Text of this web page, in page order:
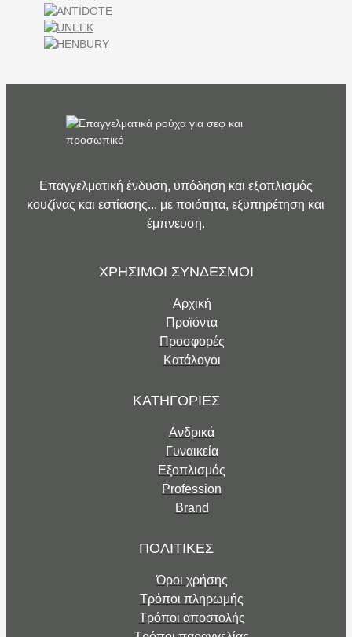
Επαγγελματική ένδυση, υπόδηση και εξοπλισμός
κουζίνας και εστίασης... με ποιότητα, εξυπηρέτηση και
έμπνευση.
ΧΡΗΣΙΜΟΙ ΣΥΝΔΕΣΜΟΙ
Αρχική
Προϊόντα
Προσφορές
Κατάλογοι
ΚΑΤΗΓΟΡΙΕΣ
Ανδρικά
Γυναικεία
Εξοπλισμός
Profession
Brand
ΠΟΛΙΤΙΚΕΣ
Όροι χρήσης
Τρόποι πληρωμής
Τρόποι αποστολής